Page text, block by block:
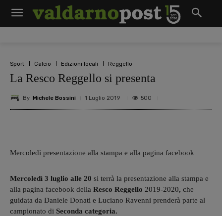
Sport Calcio Edizioni locali Reggello
La Resco Reggello si presenta
By Michele Bossini 1 Luglio 2019 500
Mercoledì presentazione alla stampa e alla pagina facebook
Mercoledì 3 luglio alle 20 si terrà la presentazione alla stampa e
alla pagina facebook della Resco Reggello 2019-2020, che
guidata da Daniele Donati e Luciano Ravenni prenderà parte al
campionato di Seconda categoria.